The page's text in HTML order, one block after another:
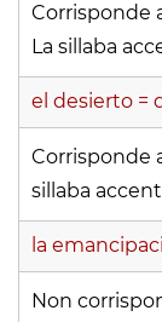
Corrisponde
La sillaba
el desierto =
Corrisponde
sillaba
la
Non